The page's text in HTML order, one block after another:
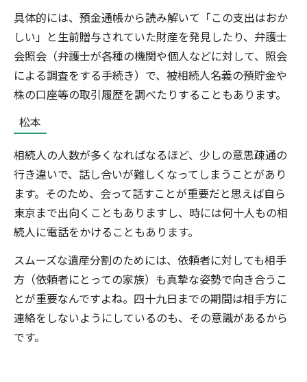
具体的には、預金通帳から読み解いて「この支出はおか
しい」と生前贈与されていた財産を発見したり、弁護士
会照会（弁護士が各種の機関や個人などに対して、照会
による調査をする手続き）で、被相続人名義の預貯金や
株の口座等の取引履歴を調べたりすることもあります。
松本
相続人の人数が多くなればなるほど、少しの意思疎通の
行き違いで、話し合いが難しくなってしまうことがあり
ます。そのため、会って話すことが重要だと思えば自ら
東京まで出向くこともありますし、時には何十人もの相
続人に電話をかけることもあります。
スムーズな遺産分割のためには、依頼者に対しても相手
方（依頼者にとっての家族）も真摯な姿勢で向き合うこ
とが重要なんですよね。四十九日までの期間は相手方に
連絡をしないようにしているのも、その意識があるから
です。